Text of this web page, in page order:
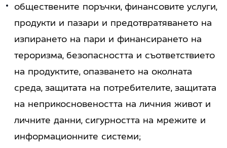
обществените поръчки, финансовите услуги,
продукти и пазари и предотвратяването на
изпирането на пари и финансирането на
тероризма, безопасността и съответствието
на продуктите, опазването на околната
среда, защитата на потребителите, защитата
на неприкосновеността на личния живот и
личните данни, сигурността на мрежите и
информационните системи;